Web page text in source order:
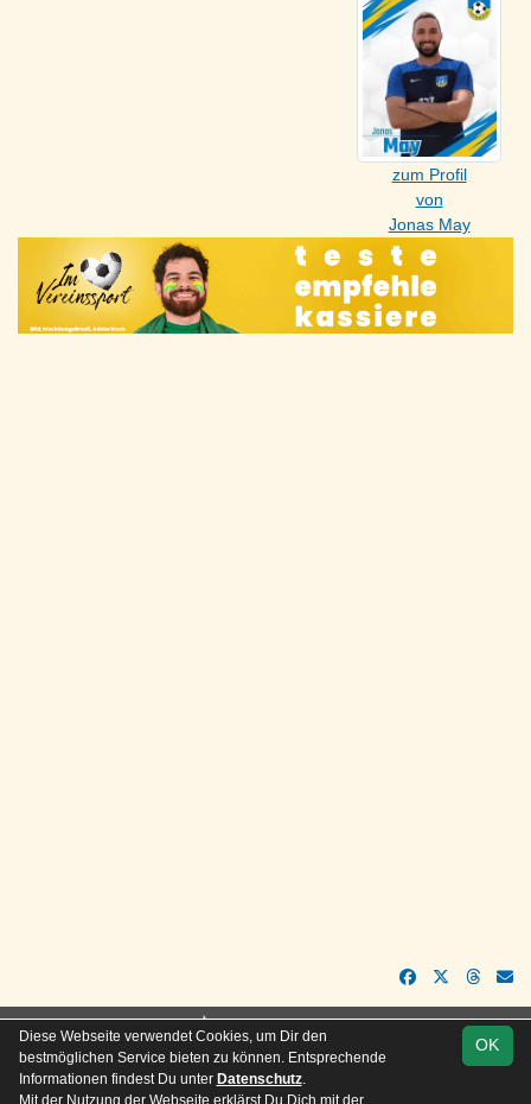
zum Profil
von
Jonas May
soccero.de
Besucherstatistik Kontakt Impressum
OK
Diese Webseite verwendet Cookies, um Dir den
bestmöglichen Service bieten zu können. Entsprechende
Informationen findest Du unter Datenschutz.
Mit der Nutzung der Webseite erklärst Du Dich mit der